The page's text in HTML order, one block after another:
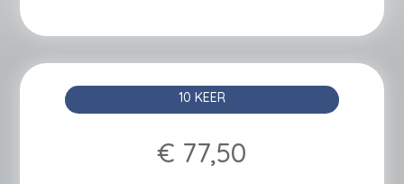
10 KEER
€ 77,50